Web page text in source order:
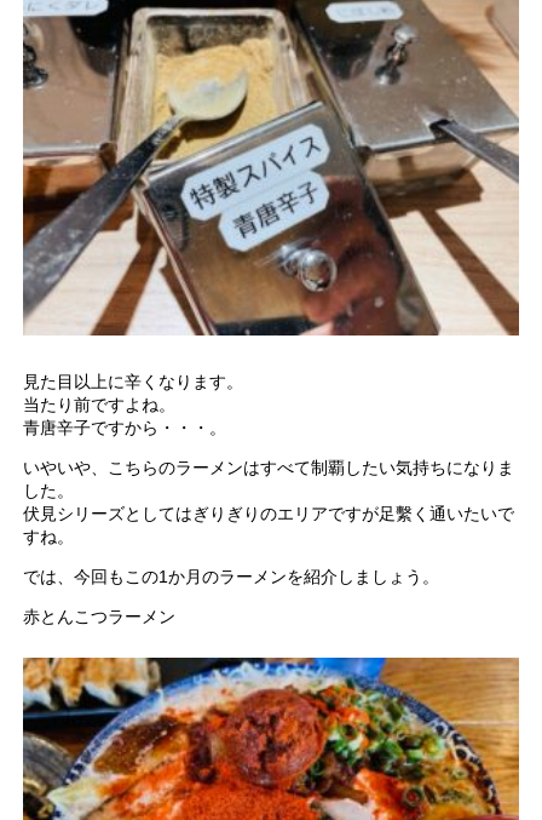
見た目以上に辛くなります。
当たり前ですよね。
青唐辛子ですから・・・。
いやいや、こちらのラーメンはすべて制覇したい気持ちになりま
した。
伏見シリーズとしてはぎりぎりのエリアですが足繫く通いたいで
すね。
では、今回もこの1か月のラーメンを紹介しましょう。
赤とんこつラーメン